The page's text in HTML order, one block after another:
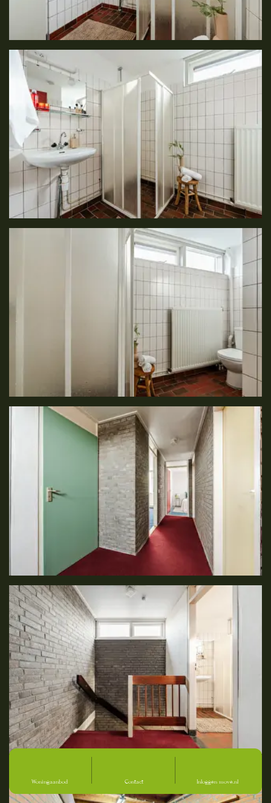
Woningaanbod Contact Inloggen move.nl